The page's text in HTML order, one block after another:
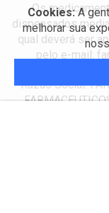
Os
dispensados
qual deverá ser
pelo e-mail:
Razão Social:
Cookies:A
melhorar sua